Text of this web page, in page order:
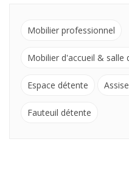
Mobilier professionnel
Mobilier d'accueil & salle
Espace détente
Fauteuil détente